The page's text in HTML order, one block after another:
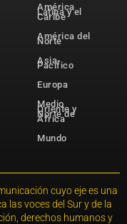
América
Latina y el
Caribe
América del
Norte
Asia-
Pacífico
Europa
Medio
Oriente y
Norte de
África
Mundo
cuyo eje es una
las voces del Sur y de la
derechos humanos y